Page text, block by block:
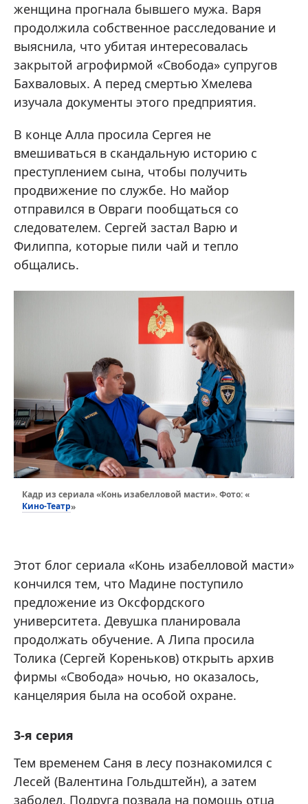
женщина прогнала бывшего мужа. Варя
продолжила собственное расследование и
выяснила, что убитая интересовалась
закрытой агрофирмой «Свобода» супругов
Бахваловых. А перед смертью Хмелева
изучала документы этого предприятия.
В конце Алла просила Сергея не
вмешиваться в скандальную историю с
преступлением сына, чтобы получить
продвижение по службе. Но майор
отправился в Овраги пообщаться со
следователем. Сергей застал Варю и
Филиппа, которые пили чай и тепло
общались.
Кадр из сериала «Конь изабелловой масти». Фото: «
Кино-Театр»
Этот блог сериала «Конь изабелловой масти»
кончился тем, что Мадине поступило
предложение из Оксфордского
университета. Девушка планировала
продолжать обучение. А Липа просила
Толика (Сергей Кореньков) открыть архив
фирмы «Свобода» ночью, но оказалось,
канцелярия была на особой охране.
3-я серия
Тем временем Саня в лесу познакомился с
Лесей (Валентина Гольдштейн), а затем
заболел. Подруга позвала на помощь отца